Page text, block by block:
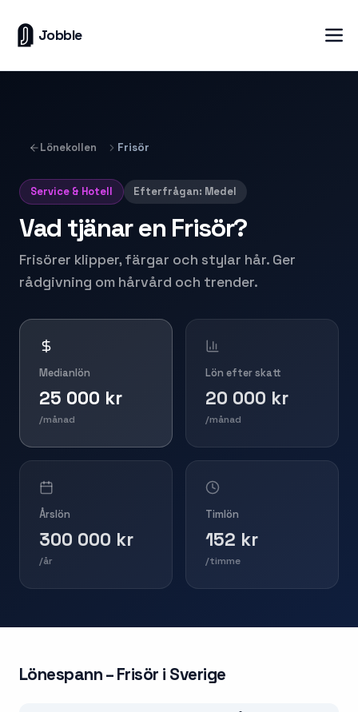
Jobble
Lönekollen Frisör
Service & Hotell Efterfrågan: Medel
Vad tjänar en Frisör?
Frisörer klipper, färgar och stylar hår. Ger
rådgivning om hårvård och trender.
Medianlön
25 000 kr
/månad
Lön efter skatt
20 000 kr
/månad
Årslön
300 000 kr
/år
Timlön
152 kr
/timme
Lönespann –Frisör i Sverige